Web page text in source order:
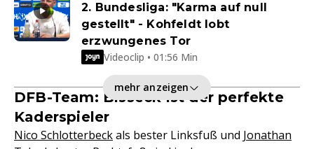
2. Bundesliga: "Karma auf null
gestellt" - Kohfeldt lobt
erzwungenes Tor
Videoclip • 01:56 Min
mehr anzeigen
DFB-Team: Bisseck ist der perfekte
Kaderspieler
Nico Schlotterbeckals bester Linksfuß und Jonathan